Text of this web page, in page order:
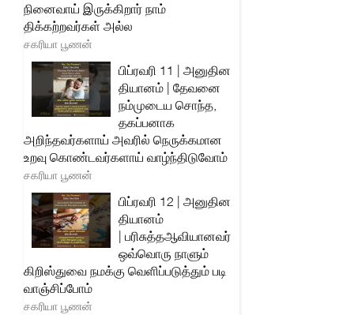
நினைவாய் இருக்கிறார் நாம்
திக்கற்றவர்கள் அல்ல
சகரியா பூணன்
பிப்ரவரி 11 | அனுதின
தியானம் | தேவனை
நம்முடைய சொந்த,
தகப்பனாக
அறிந்தவர்களாய் அவரில் நெருக்கமான
உறவு கொண்டவர்களாய் வாழ்ந்திடுவோம்
சகரியா பூணன்
பிப்ரவரி 12 | அனுதின
தியானம்
| பரிசுத்தஆவியானவர்
ஒவ்வொரு நாளும்
கிறிஸ்துவை நமக்கு வெளிப்படுத்தும் படி
வாஞ்சிப்போம்
சகரியா பூணன்